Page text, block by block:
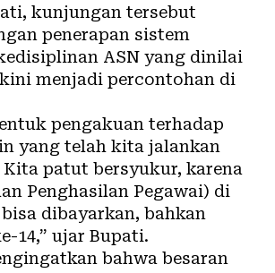
kunjungan tersebut
penerapan sistem
ASN yang dinilai
menjadi percontohan di
pengakuan terhadap
yang telah kita jalankan
patut bersyukur, karena
Penghasilan Pegawai) di
dibayarkan, bahkan
14,” ujar Bupati.
bahwa besaran